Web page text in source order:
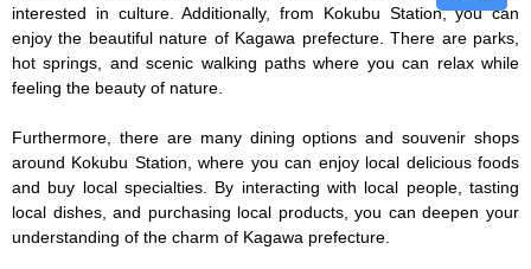
interested in culture. Additionally, from Kokubu Station, you can
enjoy the beautiful nature of Kagawa prefecture. There are parks,
hot springs, and scenic walking paths where you can relax while
feeling the beauty of nature.
Furthermore, there are many dining options and souvenir shops
around Kokubu Station, where you can enjoy local delicious foods
and buy local specialties. By interacting with local people, tasting
local dishes, and purchasing local products, you can deepen your
understanding of the charm of Kagawa prefecture.